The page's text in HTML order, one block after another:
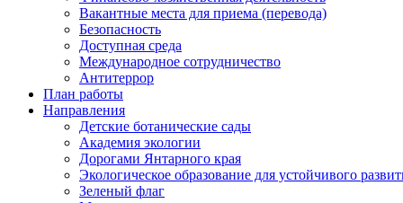
Вакантные места для приема (перевода)
Безопасность
Доступная среда
Международное сотрудничество
Антитеррор
План работы
Направления
Детские ботанические сады
Академия экологии
Дорогами Янтарного края
Экологическое образование для устойчивого
Зеленый флаг